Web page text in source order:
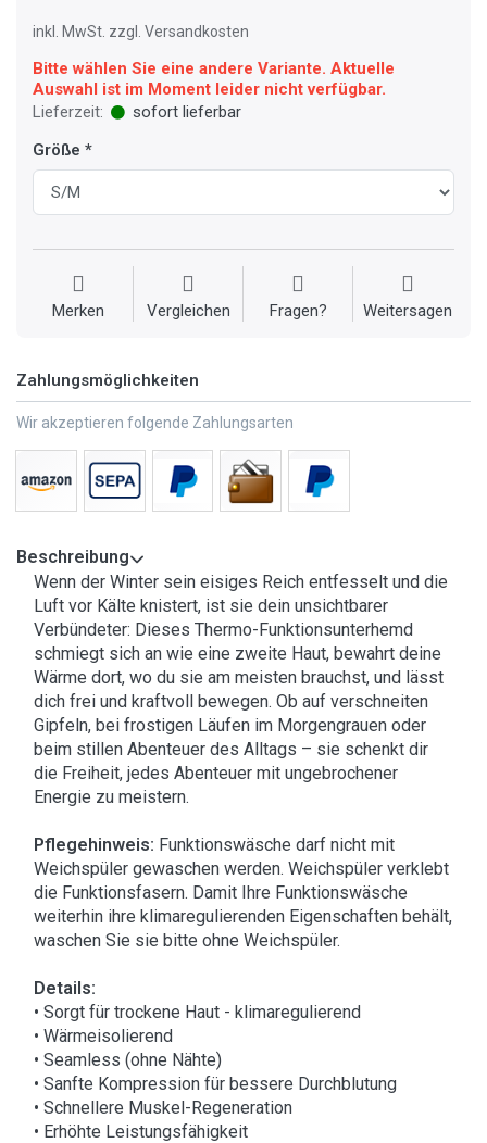
inkl. MwSt. zzgl. Versandkosten
Bitte wählen Sie eine andere Variante. Aktuelle
Auswahl ist im Moment leider nicht verfügbar.
Lieferzeit:
sofort lieferbar
Größe
Merken Vergleichen Fragen? Weitersagen
Zahlungsmöglichkeiten
Wir akzeptieren folgende Zahlungsarten
Beschreibung
Wenn der Winter sein eisiges Reich entfesselt und die
Luft vor Kälte knistert, ist sie dein unsichtbarer
Verbündeter: Dieses Thermo-Funktionsunterhemd
schmiegt sich an wie eine zweite Haut, bewahrt deine
Wärme dort, wo du sie am meisten brauchst, und lässt
dich frei und kraftvoll bewegen. Ob auf verschneiten
Gipfeln, bei frostigen Läufen im Morgengrauen oder
beim stillen Abenteuer des Alltags – sie schenkt dir
die Freiheit, jedes Abenteuer mit ungebrochener
Energie zu meistern.
Pflegehinweis: Funktionswäsche darf nicht mit
Weichspüler gewaschen werden. Weichspüler verklebt
die Funktionsfasern. Damit Ihre Funktionswäsche
weiterhin ihre klimaregulierenden Eigenschaften behält,
waschen Sie sie bitte ohne Weichspüler.
Details:
• Sorgt für trockene Haut - klimaregulierend
• Wärmeisolierend
• Seamless (ohne Nähte)
• Sanfte Kompression für bessere Durchblutung
• Schnellere Muskel-Regeneration
• Erhöhte Leistungsfähigkeit